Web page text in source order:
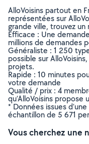
AlloVoisins partout en
représentées sur
grande ville, trouvez
Efficace : Une
millions de demandes
Généraliste : 1 250
possible sur
projets.
Rapide : 10 minutes
votre demande
Qualité / prix : 4
qu’AlloVoisins
* Données issues
échantillon de 5 671
Vous cherchez une